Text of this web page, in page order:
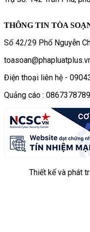
THÔNG TIN TÒA
Số 42/29 Phố Nguyễn
Điện thoại liên hệ -
Quảng cáo : 0867378789
Thiết kế và phát